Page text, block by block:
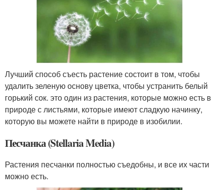
Лучший способ съесть растение состоит в том, чтобы
удалить зеленую основу цветка, чтобы устранить белый
горький сок. это один из растения, которые можно есть в
природе с листьями, которые имеют сладкую начинку,
которую вы можете найти в природе в изобилии.
Песчанка (Stellaria Media)
Растения песчанки полностью съедобны, и все их части
можно есть.